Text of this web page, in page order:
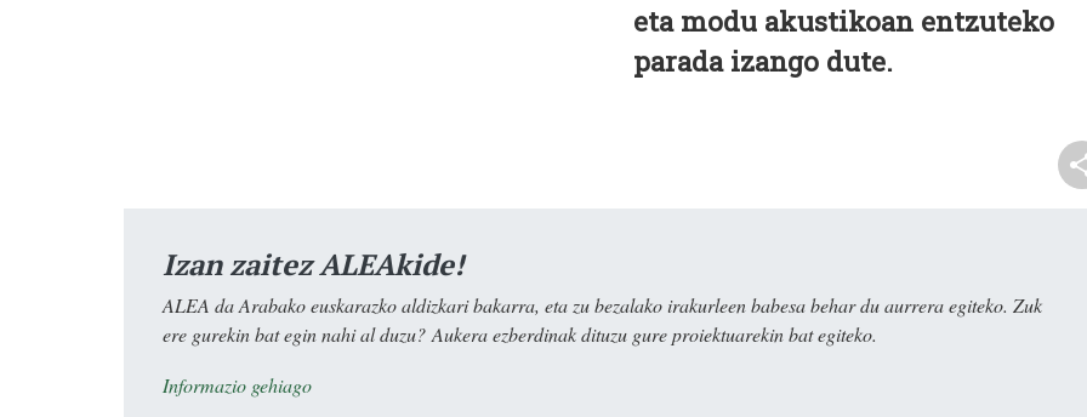
eta modu akustikoan entzuteko
parada izango dute.
Izan zaitez ALEAkide!
ALEA da Arabako euskarazko aldizkari bakarra, eta zu bezalako irakurleen babesa behar du aurrera egiteko. Zuk
ere gurekin bat egin nahi al duzu? Aukera ezberdinak dituzu gure proiektuarekin bat egiteko.
Informazio gehiago